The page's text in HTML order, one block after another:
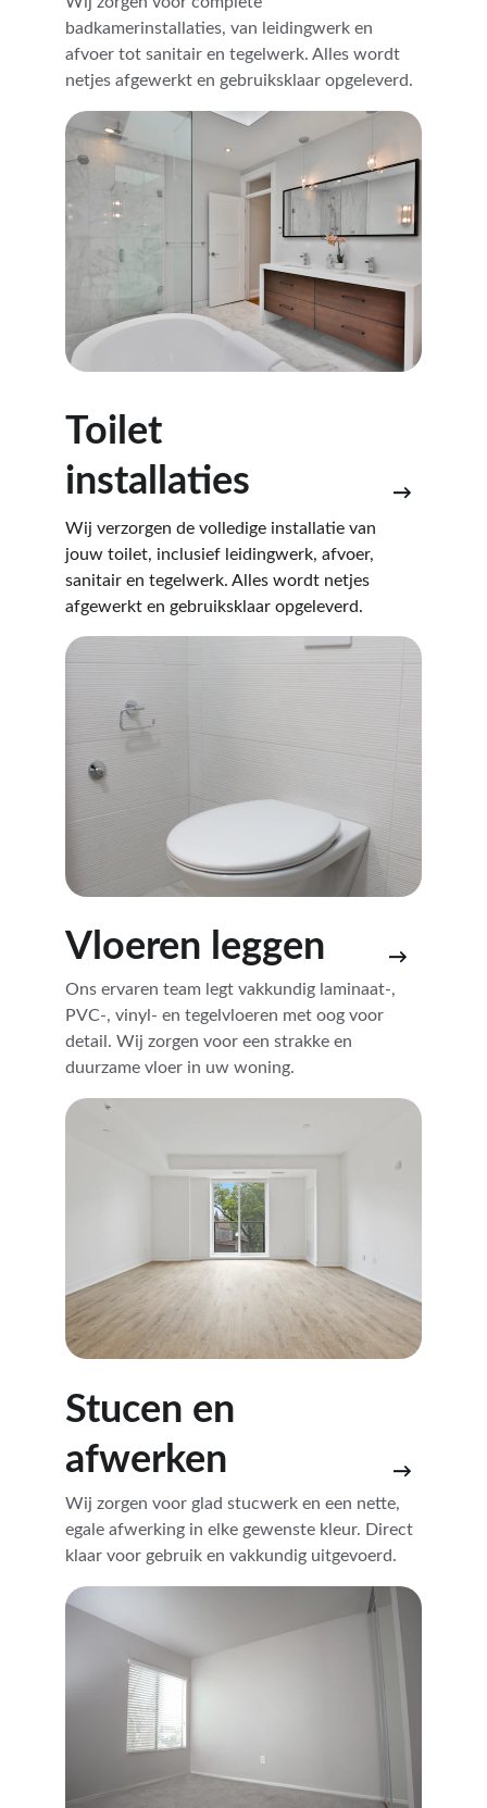
badkamerinstallaties, van leidingwerk en
afvoer tot sanitair en tegelwerk. Alles wordt
netjes afgewerkt en gebruiksklaar opgeleverd.
Toilet
installaties
Wij verzorgen de volledige installatie van
jouw toilet, inclusief leidingwerk, afvoer,
sanitair en tegelwerk. Alles wordt netjes
afgewerkt en gebruiksklaar opgeleverd.
Vloeren leggen
Ons ervaren team legt vakkundig laminaat-,
PVC-, vinyl- en tegelvloeren met oog voor
detail. Wij zorgen voor een strakke en
duurzame vloer in uw woning.
Stucen en
afwerken
Wij zorgen voor glad stucwerk en een nette,
egale afwerking in elke gewenste kleur. Direct
klaar voor gebruik en vakkundig uitgevoerd.
→
→
→